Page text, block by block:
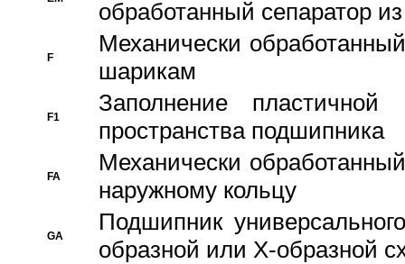
обработанный сепаратор
F
Механически
шарикам
F1
Заполнение
пространства подшипника
FA
Механически
наружному кольцу
GA
Подшипник
образной или Х-образной